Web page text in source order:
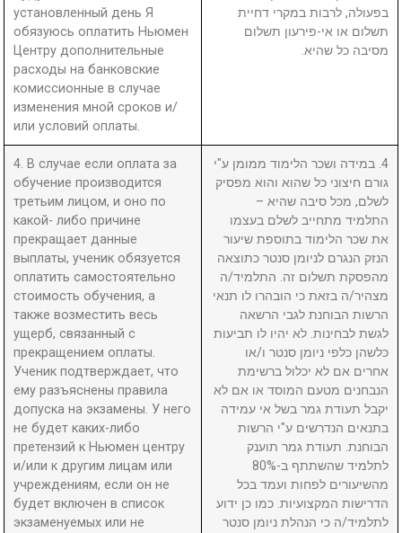
установленный день Я
обязуюсь оплатить Ньюмен
Центру дополнительные
расходы на банковские
комиссионные в случае
изменения мной сроков и/
или условий оплаты.
בפעולה, לרבות במקרי דחיית
תשלום או אי-פירעון תשלום
מסיבה כל שהיא.
4. В случае если оплата за
обучение производится
третьим лицом, и оно по
какой- либо причине
прекращает данные
выплаты, ученик обязуется
оплатить самостоятельно
стоимость обучения, а
также возместить весь
ущерб, связанный с
прекращением оплаты.
Ученик подтверждает, что
ему разъяснены правила
допуска на экзамены. У него
не будет каких-либо
претензий к Ньюмен центру
и/или к другим лицам или
учреждениям, если он не
будет включен в список
экзаменуемых или не
4. במידה ושכר הלימוד ממומן ע"י
גורם חיצוני כל שהוא והוא מפסיק
לשלם, מכל סיבה שהיא –
התלמיד מתחייב לשלם בעצמו
את שכר הלימוד בתוספת שיעור
הנזק הנגרם לניומן סנטר כתוצאה
מהפסקת תשלום זה. התלמיד/ה
מצהיר/ה בזאת כי הובהרו לו תנאי
הרשות הבוחנת לגבי הרשאה
לגשת לבחינות. לא יהיו לו תביעות
כלשהן כלפי ניומן סנטר ו/או
אחרים אם לא יכלול ברשימת
הנבחנים מטעם המוסד או אם לא
יקבל תעודת גמר בשל אי עמידה
בתנאים הנדרשים ע"י הרשות
הבוחנת. תעודת גמר תוענק
לתלמיד שהשתתף ב-80%
מהשיעורים לפחות ועמד בכל
הדרישות המקצועיות. כמו כן ידוע
לתלמיד/ה כי הנהלת ניומן סנטר